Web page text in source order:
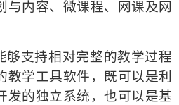
与内容、微课程、网课及网
够支持相对完整的教学过程
教学工具软件，既可以是利
发的独立系统，也可以是基